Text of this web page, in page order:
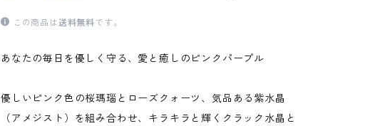
この商品は送料無料です。
あなたの毎日を優しく守る、愛と癒しのピンクパープル
優しいピンク色の桜瑪瑙とローズクォーツ、気品ある紫水晶
（アメジスト）を組み合わせ、キラキラと輝くクラック水晶と